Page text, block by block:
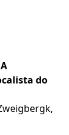
do